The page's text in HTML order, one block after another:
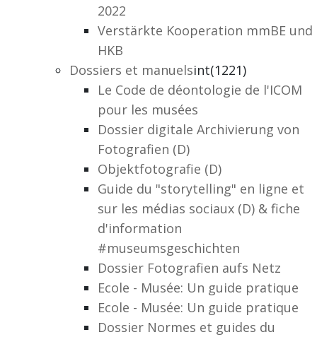
2022
Verstärkte Kooperation mmBE und
HKB
Dossiers et manuelsint(1221)
Le Code de déontologie de l'ICOM
pour les musées
Dossier digitale Archivierung von
Fotografien (D)
Objektfotografie (D)
Guide du "storytelling" en ligne et
sur les médias sociaux (D) & fiche
d'information
#museumsgeschichten
Dossier Fotografien aufs Netz
Ecole - Musée: Un guide pratique
Ecole - Musée: Un guide pratique
Dossier Normes et guides du